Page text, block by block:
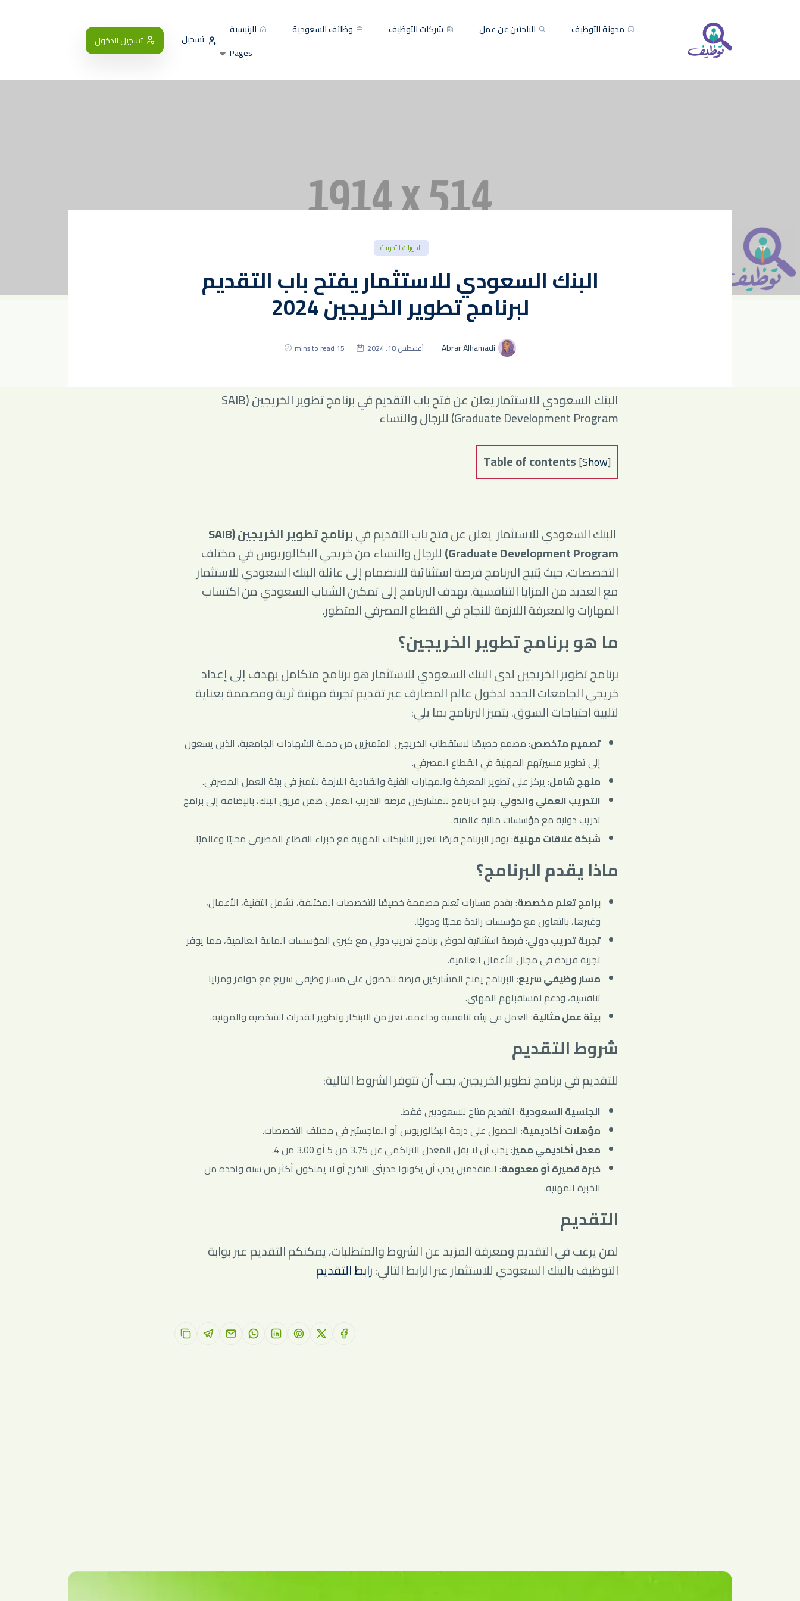
الرئيسية وظائف السعودية شركات التوظيف الباحثين عن عمل
مدونة التوظيف
Pages
تسجيل تسجيل الدخول
الدورات التدريبية
البنك السعودي للاستثمار يفتح باب التقديم
لبرنامج تطوير الخريجين 2024
Abrar Alhamadi أغسطس 18, 2024 15 mins to read
البنك السعودي للاستثمار يعلن عن فتح باب التقديم في برنامج تطوير الخريجين (SAIB
Graduate Development Program) للرجال والنساء
Table of contents[Show]
البنك السعودي للاستثمار يعلن عن فتح باب التقديم في
برنامج تطوير الخريجين (SAIB
Graduate Development Program) للرجال والنساء من خريجي البكالوريوس في مختلف
التخصصات، حيث يُتيح البرنامج فرصة استثنائية للانضمام إلى عائلة البنك السعودي للاستثمار
مع العديد من المزايا التنافسية. يهدف البرنامج إلى تمكين الشباب السعودي من اكتساب
المهارات والمعرفة اللازمة للنجاح في القطاع المصرفي المتطور.
ما هو برنامج تطوير الخريجين؟
برنامج تطوير الخريجين لدى البنك السعودي للاستثمار هو برنامج متكامل يهدف إلى إعداد
خريجي الجامعات الجدد لدخول عالم المصارف عبر تقديم تجربة مهنية ثرية ومصممة بعناية
لتلبية احتياجات السوق. يتميز البرنامج بما يلي:
تصميم متخصص: مصمم خصيصًا لاستقطاب الخريجين المتميزين من حملة الشهادات الجامعية، الذين يسعون
إلى تطوير مسيرتهم المهنية في القطاع المصرفي.
منهج شامل: يركز على تطوير المعرفة والمهارات الفنية والقيادية اللازمة للتميز في بيئة العمل المصرفي.
التدريب العملي والدولي: يتيح البرنامج للمشاركين فرصة التدريب العملي ضمن فريق البنك، بالإضافة إلى برامج
تدريب دولية مع مؤسسات مالية عالمية.
شبكة علاقات مهنية: يوفر البرنامج فرصًا لتعزيز الشبكات المهنية مع خبراء القطاع المصرفي محليًا وعالميًا.
ماذا يقدم البرنامج؟
برامج تعلم مخصصة: يقدم مسارات تعلم مصممة خصيصًا للتخصصات المختلفة، تشمل التقنية، الأعمال،
وغيرها، بالتعاون مع مؤسسات رائدة محليًا ودوليًا.
تجربة تدريب دولي: فرصة استثنائية لخوض برنامج تدريب دولي مع كبرى المؤسسات المالية العالمية، مما يوفر
تجربة فريدة في مجال الأعمال العالمية.
مسار وظيفي سريع: البرنامج يمنح المشاركين فرصة للحصول على مسار وظيفي سريع مع حوافز ومزايا
تنافسية، ودعم لمستقبلهم المهني.
بيئة عمل مثالية: العمل في بيئة تنافسية وداعمة، تعزز من الابتكار وتطوير القدرات الشخصية والمهنية.
شروط التقديم
للتقديم في برنامج تطوير الخريجين، يجب أن تتوفر الشروط التالية:
الجنسية السعودية: التقديم متاح للسعوديين فقط.
مؤهلات أكاديمية: الحصول على درجة البكالوريوس أو الماجستير في مختلف التخصصات.
معدل أكاديمي مميز: يجب أن لا يقل المعدل التراكمي عن 3.75 من 5 أو 3.00 من 4.
خبرة قصيرة أو معدومة: المتقدمين يجب أن يكونوا حديثي التخرج أو لا يملكون أكثر من سنة واحدة من
الخبرة المهنية.
التقديم
لمن يرغب في التقديم ومعرفة المزيد عن الشروط والمتطلبات، يمكنكم التقديم عبر بوابة
التوظيف بالبنك السعودي للاستثمار عبر الرابط التالي:رابط التقديم